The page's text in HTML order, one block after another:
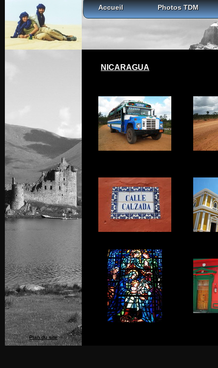
Accueil Photos TDM
NICARAGUA
Plan du site